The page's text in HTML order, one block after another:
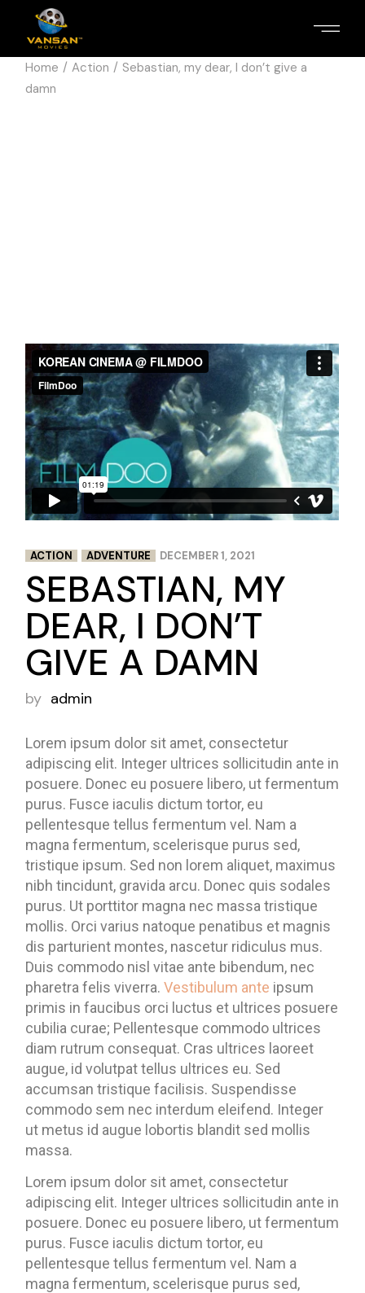
Home Action
Sebastian, my dear, I don’t give a
damn
ACTION ADVENTURE DECEMBER 1, 2021
SEBASTIAN, MY
DEAR, I DON’T
GIVE A DAMN
by admin
Lorem ipsum dolor sit amet, consectetur
adipiscing elit. Integer ultrices sollicitudin ante in
posuere. Donec eu posuere libero, ut fermentum
purus. Fusce iaculis dictum tortor, eu
pellentesque tellus fermentum vel. Nam a
magna fermentum, scelerisque purus sed,
tristique ipsum. Sed non lorem aliquet, maximus
nibh tincidunt, gravida arcu. Donec quis sodales
purus. Ut porttitor magna nec massa tristique
mollis. Orci varius natoque penatibus et magnis
dis parturient montes, nascetur ridiculus mus.
Duis commodo nisl vitae ante bibendum, nec
pharetra felis viverra.Vestibulum ante ipsum
primis in faucibus orci luctus et ultrices posuere
cubilia curae; Pellentesque commodo ultrices
diam rutrum consequat. Cras ultrices laoreet
augue, id volutpat tellus ultrices eu. Sed
accumsan tristique facilisis. Suspendisse
commodo sem nec interdum eleifend. Integer
ut metus id augue lobortis blandit sed mollis
massa.
Lorem ipsum dolor sit amet, consectetur
adipiscing elit. Integer ultrices sollicitudin ante in
posuere. Donec eu posuere libero, ut fermentum
purus. Fusce iaculis dictum tortor, eu
pellentesque tellus fermentum vel. Nam a
magna fermentum, scelerisque purus sed,